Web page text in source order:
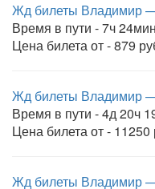
Жд билеты Владимир
Время в пути - 7ч 24мин
Цена билета от - 879
Жд билеты Владимир
Время в пути - 4д 20ч
Цена билета от - 11250
Жд билеты Владимир